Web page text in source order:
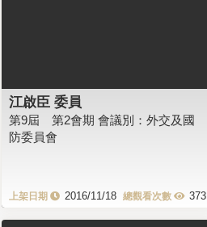
江啟臣 委員
第9屆 第2會期 會議別：外交及國
防委員會
2016/11/18 373